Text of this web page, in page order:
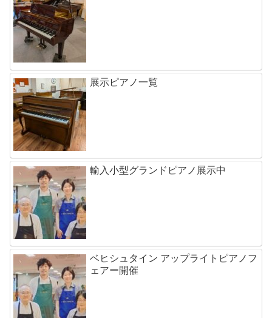
展示ピアノ一覧
輸入小型グランドピアノ展示中
ベヒシュタイン アップライトピアノフ
ェアー開催